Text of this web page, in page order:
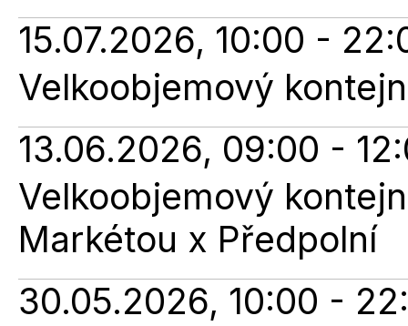
15.07.2026, 10:00 -
Velkoobjemový
13.06.2026, 09:00 -
Velkoobjemový
Markétou x Předpolní
30.05.2026, 10:00 -